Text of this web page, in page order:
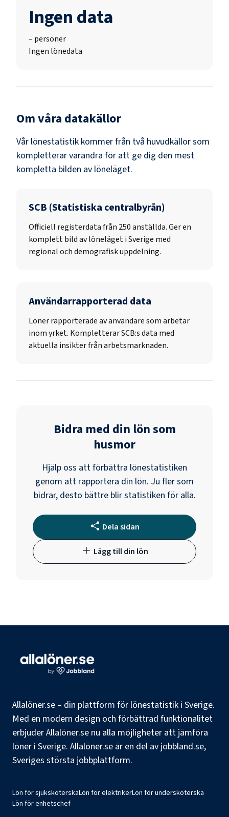
Ingen data
– personer
Ingen lönedata
Om våra datakällor
Vår lönestatistik kommer från två huvudkällor som
kompletterar varandra för att ge dig den mest
kompletta bilden av löneläget.
SCB (Statistiska centralbyrån)
Officiell registerdata från 250anställda. Ger en
komplett bild av löneläget i Sverige med
regional och demografisk uppdelning.
Användarrapporterad data
Löner rapporterade av användare som arbetar
inom yrket. Kompletterar SCB:s data med
aktuella insikter från arbetsmarknaden.
Bidra med din lön som
husmor
Hjälp oss att förbättra lönestatistiken
genom att rapportera din lön. Ju fler som
bidrar, desto bättre blir statistiken för alla.
Dela sidan
Lägg till din lön
Allalöner.se – din plattform för lönestatistik i Sverige.
Med en modern design och förbättrad funktionalitet
erbjuder Allalöner.se nu alla möjligheter att jämföra
löner i Sverige. Allalöner.se är en del av jobbland.se,
Sveriges största jobbplattform.
Lön för sjuksköterskaLön för elektrikerLön för undersköterska
Lön för enhetschef